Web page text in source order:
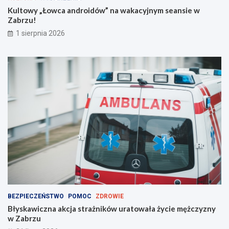
e
m
!
Kultowy „Łowca androidów” na wakacyjnym seansie w
Zabrzu!
1 sierpnia 2026
BEZPIECZEŃSTWO POMOC ZDROWIE
Błyskawiczna akcja strażników uratowała życie mężczyzny
w Zabrzu